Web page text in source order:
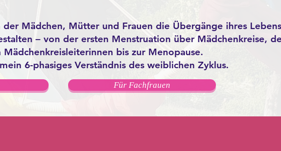
Mädchen, Mütter und Frauen die Übergänge ihres Lebens
– von der ersten Menstruation über Mädchenkreise,
bis zur Menopause.
6-phasiges Verständnis des weiblichen Zyklus.
Für Fachfrauen